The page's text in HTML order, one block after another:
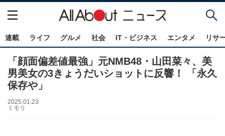
連載 ライフ グルメ 社会 IT・ビジネス エンタメ リサ
「顔面偏差値最強」元NMB48・山田菜々、美
男美女の3きょうだいショットに反響！ 「永久
保存や」
2025.01.23
ミモリ